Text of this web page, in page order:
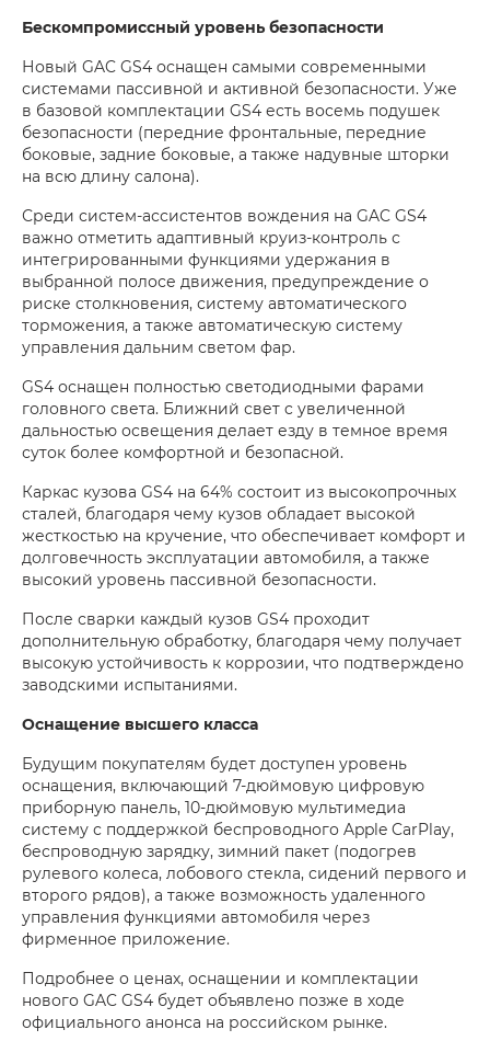
Бескомпромиссный уровень безопасности
Новый GAC GS4 оснащен самыми современными
системами пассивной и активной безопасности. Уже
в базовой комплектации GS4 есть восемь подушек
безопасности (передние фронтальные, передние
боковые, задние боковые, а также надувные шторки
на всю длину салона).
Среди систем-ассистентов вождения на GAC GS4
важно отметить адаптивный круиз-контроль с
интегрированными функциями удержания в
выбранной полосе движения, предупреждение о
риске столкновения, систему автоматического
торможения, а также автоматическую систему
управления дальним светом фар.
GS4 оснащен полностью светодиодными фарами
головного света. Ближний свет c увеличенной
дальностью освещения делает езду в темное время
суток более комфортной и безопасной.
Каркас кузова GS4 на 64% состоит из высокопрочных
сталей, благодаря чему кузов обладает высокой
жесткостью на кручение, что обеспечивает комфорт и
долговечность эксплуатации автомобиля, а также
высокий уровень пассивной безопасности.
После сварки каждый кузов GS4 проходит
дополнительную обработку, благодаря чему получает
высокую устойчивость к коррозии, что подтверждено
заводскими испытаниями.
Оснащение высшего класса
Будущим покупателям будет доступен уровень
оснащения, включающий 7-дюймовую цифровую
приборную панель, 10-дюймовую мультимедиа
систему с поддержкой беспроводного Apple CarPlay,
беспроводную зарядку, зимний пакет (подогрев
рулевого колеса, лобового стекла, сидений первого и
второго рядов), а также возможность удаленного
управления функциями автомобиля через
фирменное приложение.
Подробнее о ценах, оснащении и комплектации
нового GAC GS4 будет объявлено позже в ходе
официального анонса на российском рынке.